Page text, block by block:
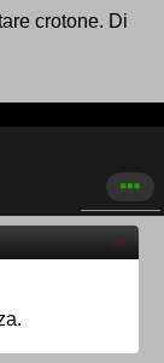
crotone. Di